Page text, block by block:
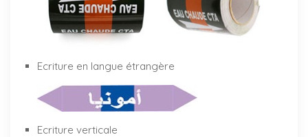
Ecriture en langue étrangère
Ecriture verticale